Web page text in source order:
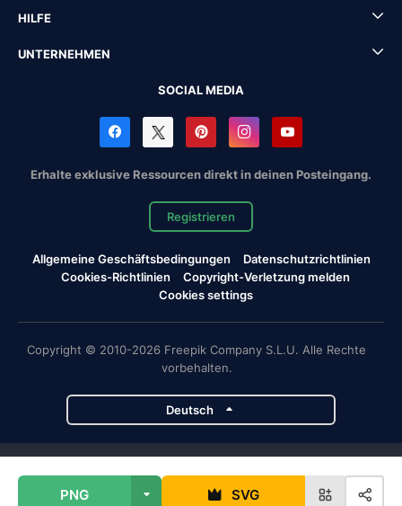
PNG SVG
HILFE
UNTERNEHMEN
SOCIAL MEDIA
Erhalte exklusive Ressourcen direkt in deinen Posteingang.
Registrieren
Allgemeine Geschäftsbedingungen
Datenschutzrichtlinien
Cookies-Richtlinien
Copyright-Verletzung melden
Cookies settings
Copyright © 2010-2026 Freepik Company S.L.U. Alle Rechte
vorbehalten.
Deutsch